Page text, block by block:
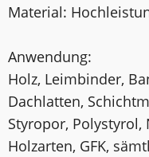
Material:
Anwendung:
Holz, Leimbinder,
Dachlatten,
Styropor,
Holzarten, GFK,